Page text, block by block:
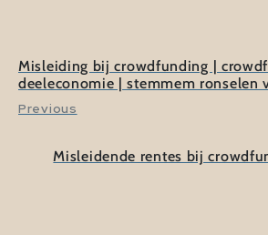
Misleiding bij crowdfunding |
deeleconomie | stemmem ronselen
Previous
Misleidende rentes bij